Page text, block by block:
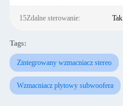
15Zdalne sterowanie: Tak
Tags:
Zintegrowany wzmacniacz stereo
Wzmacniacz płytowy subwoofera